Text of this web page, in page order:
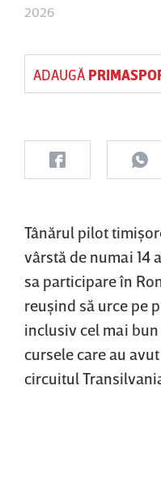
2026
ADAUGĂ
Tânărul pilot
vârstă de numai 14
sa participare în
reuşind să urce pe
inclusiv cel mai
cursele care au
circuitul